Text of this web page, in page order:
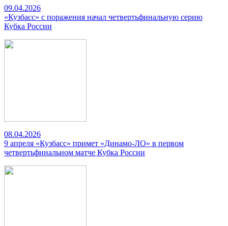
09.04.2026
«Кузбасс» с поражения начал четвертьфинальную серию
Кубка России
08.04.2026
9 апреля «Кузбасс» примет «Динамо-ЛО» в первом
четвертьфинальном матче Кубка России